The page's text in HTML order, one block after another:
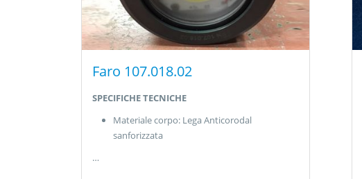
Faro 107.018.02
SPECIFICHE TECNICHE
Materiale corpo: Lega Anticorodal
sanforizzata
…